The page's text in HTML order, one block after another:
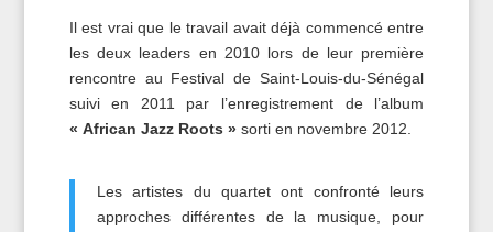
Il est vrai que le travail avait déjà commencé entre
les deux leaders en 2010 lors de leur première
rencontre au Festival de Saint-Louis-du-Sénégal
suivi en 2011 par l’enregistrement de l’album
« African Jazz Roots »sorti en novembre 2012.
Les artistes du quartet ont confronté leurs
approches différentes de la musique, pour